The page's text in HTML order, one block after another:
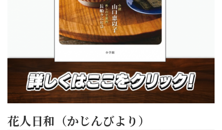
花人日和（かじんびより）